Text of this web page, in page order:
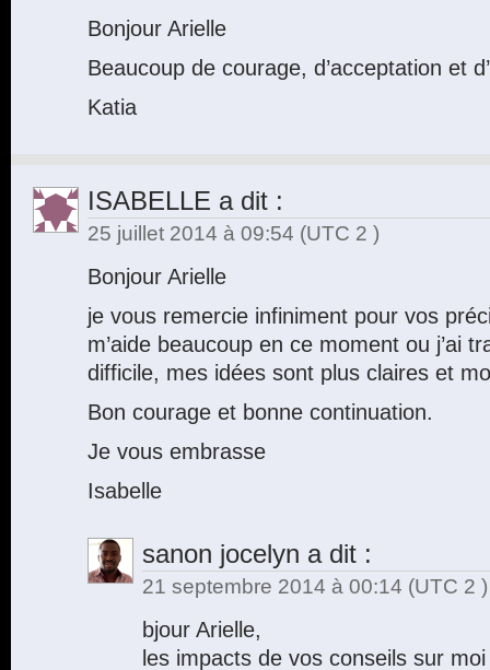
Bonjour Arielle
Beaucoup de courage, d’acceptation et
Katia
ISABELLE a dit :
25 juillet 2014 à 09:54 (UTC 2 )
Bonjour Arielle
je vous remercie infiniment pour vos
m’aide beaucoup en ce moment ou j’ai
difficile, mes idées sont plus claires et
Bon courage et bonne continuation.
Je vous embrasse
Isabelle
sanon jocelyn a dit :
21 septembre 2014 à 00:14 (UTC 2 )
bjour Arielle,
les impacts de vos conseils sur